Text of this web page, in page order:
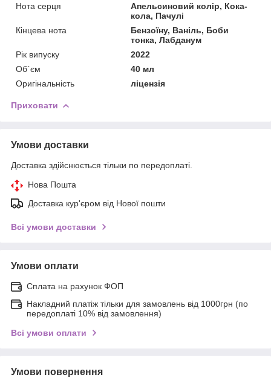
Нота серця
Апельсиновий колір, Кока-
кола, Пачулі
Кінцева нота
Бензоїну, Ваніль, Боби
тонка, Лабданум
Рік випуску
2022
Об`єм
40 мл
Оригінальність
ліцензія
Приховати
Умови доставки
Доставка здійснюється тільки по передоплаті.
Нова Пошта
Доставка кур'єром від Нової пошти
Всі умови доставки
Умови оплати
Сплата на рахунок ФОП
Накладний платіж тільки для замовлень від 1000грн (по
передоплаті 10% від замовлення)
Всі умови оплати
Умови повернення